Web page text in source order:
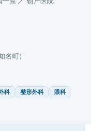
名町）
科 整形外科 眼科